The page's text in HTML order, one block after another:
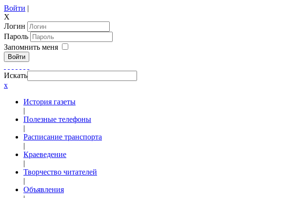
Войти |
X
Логин
Пароль
Запомнить меня
Войти
Искать
x
История газеты
|
Полезные телефоны
|
Расписание транспорта
|
Краеведение
|
Творчество читателей
|
Объявления